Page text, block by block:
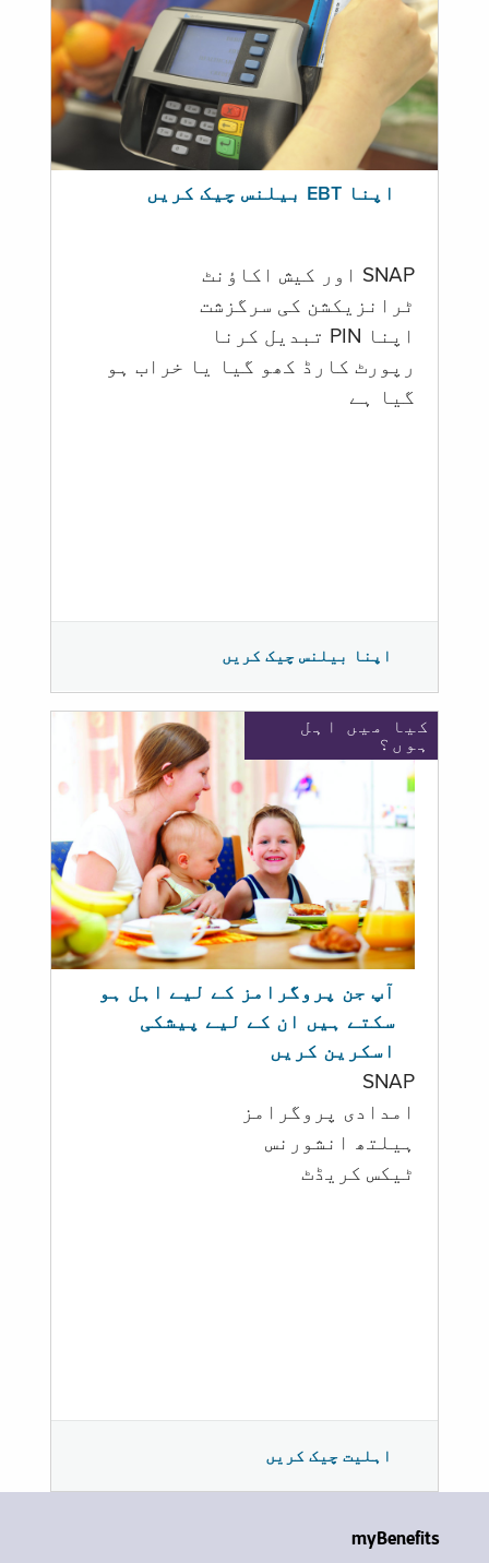
اپنا EBT بیلنس چیک کریں
SNAP اور کیش اکاؤنٹ
ٹرانزیکشن کی سرگزشت
اپنا PIN تبدیل کرنا
رپورٹ کارڈ کھو گیا یا خراب ہو
گيا ہے
اپنا بیلنس چیک کریں
کیا میں اہل
ہوں؟
آپ جن پروگرامز کے لیے اہل ہو
سکتے ہیں ان کے لیے پیشکی
اسکرین کریں
SNAP
امدادی پروگرامز
‏ہیلتھ انشورنس
ٹیکس کریڈٹ
اہلیت چیک کریں
myBenefits